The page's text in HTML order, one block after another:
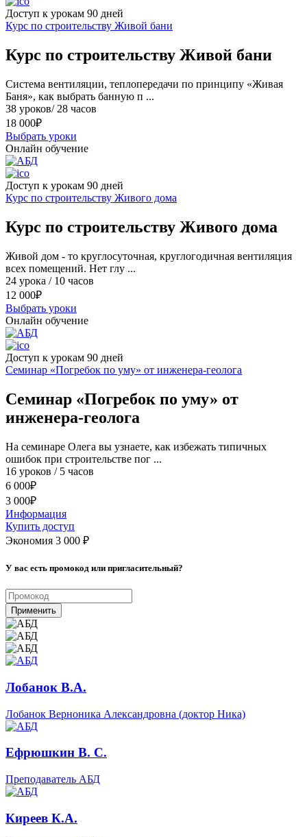
Доступ к урокам 90 дней
Курс по строительству Живой бани
Курс по строительству Живой бани
Cистема вентиляции, теплопередачи по принципу «Живая
Баня», как выбрать банную п ...
38 уроков/ 28 часов
18 000₽
Выбрать уроки
Онлайн обучение
Доступ к урокам 90 дней
Курс по строительству Живого дома
Курс по строительству Живого дома
Живой дом - то круглосуточная, круглогодичная вентиляция
всех помещений. Нет глу ...
24 урока / 10 часов
12 000₽
Выбрать уроки
Онлайн обучение
Доступ к урокам 90 дней
Семинар «Погребок по уму» от инженера-геолога
Семинар «Погребок по уму» от
инженера-геолога
На cеминаре Олега вы узнаете, как избежать типичных
ошибок при строительстве пог ...
16 уроков / 5 часов
6 000₽
3 000₽
Информация
Купить доступ
Экономия 3 000 ₽
У вас есть промокод или пригласительный?
Применить
Лобанок В.А.
Лобанок Верноника Александровна (доктор Ника)
Ефрюшкин В. С.
Преподаватель АБД
Киреев К.А.